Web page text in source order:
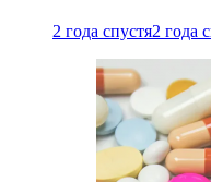
2 года спустя2 года